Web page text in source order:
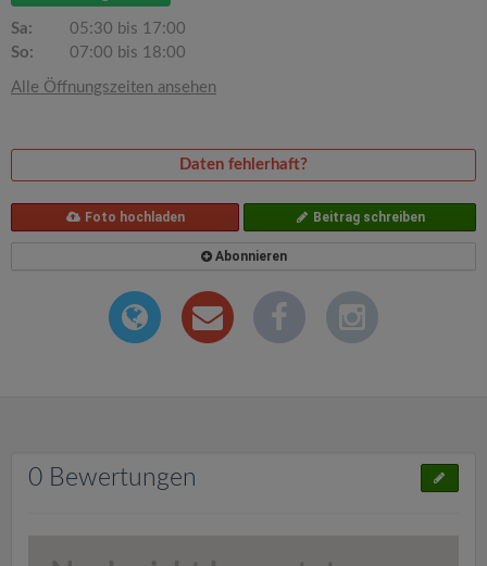
Sa:
05:30 bis 17:00
So:
07:00 bis 18:00
Alle Öffnungszeiten ansehen
Daten fehlerhaft?
Foto hochladen Beitrag schreiben
Abonnieren
0 Bewertungen